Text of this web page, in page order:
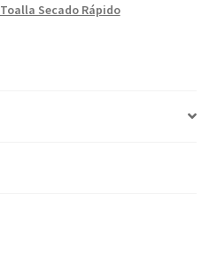
Toalla Secado Rápido